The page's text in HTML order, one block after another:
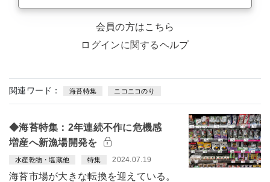
会員の方はこちら
ログインに関するヘルプ
関連ワード： 海苔特集 ニコニコのり
◆海苔特集：2年連続不作に危機感
増産へ新漁場開発を
水産乾物・塩蔵他 特集 2024.07.19
海苔市場が大きな転換を迎えている。